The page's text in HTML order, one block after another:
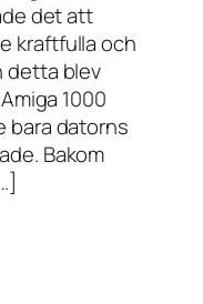
det att
kraftfulla och
detta blev
1000
bara datorns
Bakom